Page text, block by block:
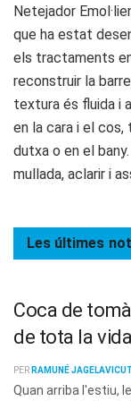
Netejador
que ha estat
els tractaments
reconstruir la
textura és fluida i
en la cara i el
dutxa o en el
mullada, aclarir i
Les últimes
Coca de
de tota la vida
PER RAMUNÉ
Quan arriba l'estiu,